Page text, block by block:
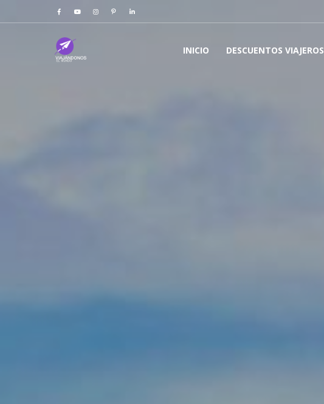
INICIO DESCUENTOS VIAJEROS